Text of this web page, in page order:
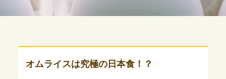
オムライスは究極の日本食！？